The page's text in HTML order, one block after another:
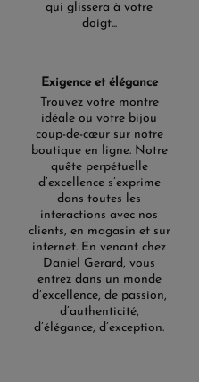
qui glissera à votre
doigt...
Exigence et élégance
Trouvez votre montre
idéale ou votre bijou
coup-de-cœur sur notre
boutique en ligne. Notre
quête perpétuelle
d’excellence s’exprime
dans toutes les
interactions avec nos
clients, en magasin et sur
internet. En venant chez
Daniel Gerard, vous
entrez dans un monde
d’excellence, de passion,
d’authenticité,
d’élégance, d’exception.